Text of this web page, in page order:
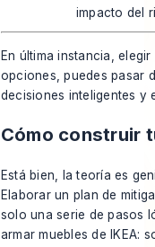
impacto del
En última instancia,
opciones, puedes pasar
decisiones inteligentes y
Cómo construir
Está bien, la teoría es
Elaborar un plan de
solo una serie de pasos
armar muebles de IKEA: